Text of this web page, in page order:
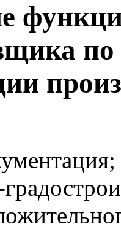
по